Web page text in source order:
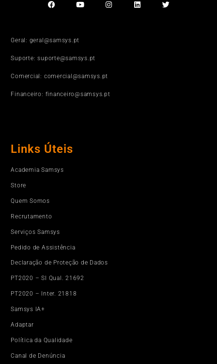
Geral: geral@samsys.pt
Suporte: suporte@samsys.pt
Comercial: comercial@samsys.pt
Financeiro: financeiro@samsys.pt
Links Úteis
Academia Samsys
Store
Quem Somos
Recrutamento
Serviços Samsys
Pedido de Assistência
Declaração de Proteção de Dados
PT2020 – SI Qual. 21692
PT2020 – Inter. 21818
Samsys IA+
Adaptar
Política da Qualidade
Canal de Denúncia